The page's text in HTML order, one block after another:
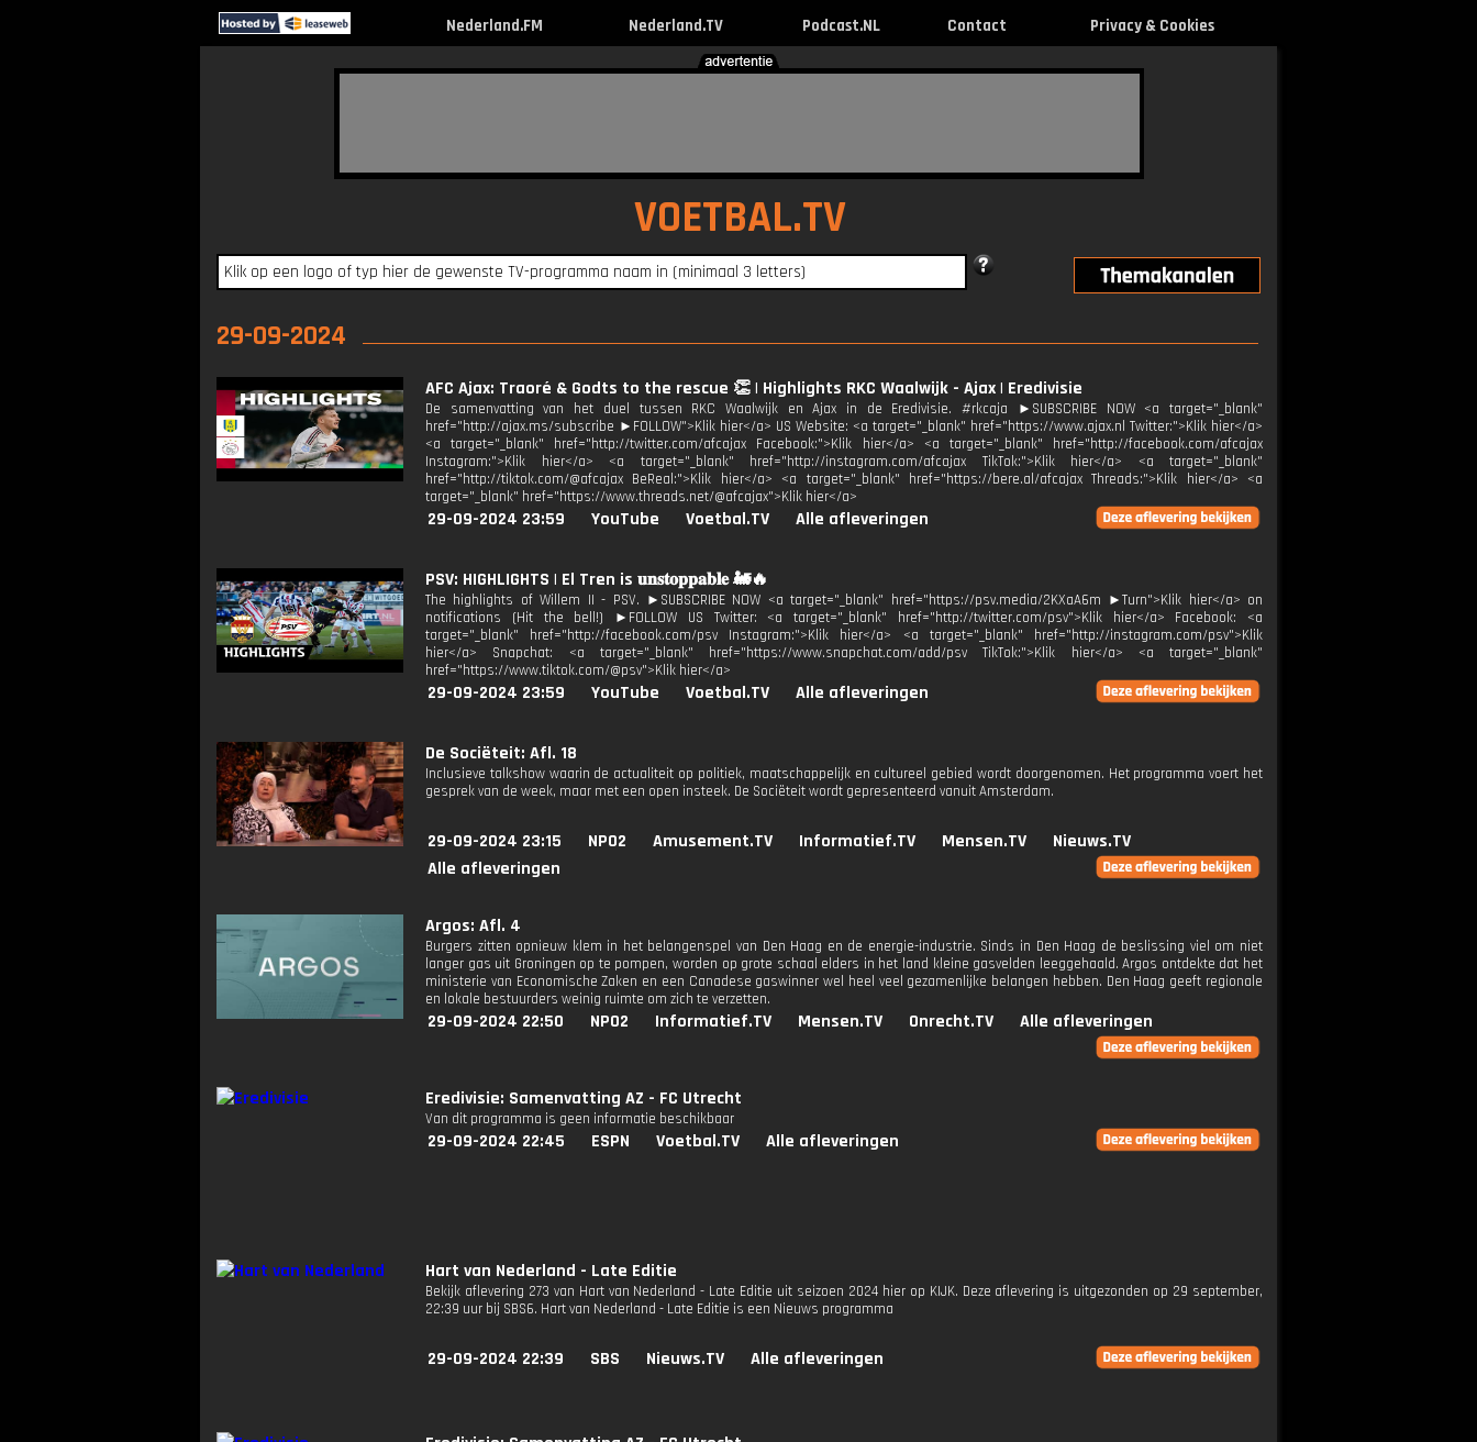
Nederland.FM Nederland.TV Podcast.NL Contact Privacy & Cookies
VOETBAL.TV
29-09-2024
AFC Ajax: Traoré & Godts to the rescue 👏 | Highlights RKC Waalwijk - Ajax | Eredivisie
De samenvatting van het duel tussen RKC Waalwijk en Ajax in de Eredivisie. #rkcaja ►SUBSCRIBE NOW <a target="_blank"
href="http://ajax.ms/subscribe ►FOLLOW">Klik hier</a> US Website: <a target="_blank" href="https://www.ajax.nl Twitter:">Klik hier</a>
<a target="_blank" href="http://twitter.com/afcajax Facebook:">Klik hier</a> <a target="_blank" href="http://facebook.com/afcajax
Instagram:">Klik hier</a> <a target="_blank" href="http://instagram.com/afcajax TikTok:">Klik hier</a> <a target="_blank"
href="http://tiktok.com/@afcajax BeReal:">Klik hier</a> <a target="_blank" href="https://bere.al/afcajax Threads:">Klik hier</a> <a
target="_blank" href="https://www.threads.net/@afcajax">Klik hier</a>
29-09-2024 23:59 YouTube Voetbal.TV Alle afleveringen
PSV: HIGHLIGHTS | El Tren is 𝐮𝐧𝐬𝐭𝐨𝐩𝐩𝐚𝐛𝐥𝐞 🚂🔥
The highlights of Willem II - PSV. ►SUBSCRIBE NOW <a target="_blank" href="https://psv.media/2KXaA6m ►Turn">Klik hier</a> on
notifications (Hit the bell!) ►FOLLOW US Twitter: <a target="_blank" href="http://twitter.com/psv">Klik hier</a> Facebook: <a
target="_blank" href="http://facebook.com/psv Instagram:">Klik hier</a> <a target="_blank" href="http://instagram.com/psv">Klik
hier</a> Snapchat: <a target="_blank" href="https://www.snapchat.com/add/psv TikTok:">Klik hier</a> <a target="_blank"
href="https://www.tiktok.com/@psv">Klik hier</a>
29-09-2024 23:59 YouTube Voetbal.TV Alle afleveringen
De Sociëteit: Afl. 18
Inclusieve talkshow waarin de actualiteit op politiek, maatschappelijk en cultureel gebied wordt doorgenomen. Het programma voert het
gesprek van de week, maar met een open insteek. De Sociëteit wordt gepresenteerd vanuit Amsterdam.
29-09-2024 23:15 NPO2 Amusement.TV Informatief.TV Mensen.TV
Nieuws.TV
Alle afleveringen
Argos: Afl. 4
Burgers zitten opnieuw klem in het belangenspel van Den Haag en de energie-industrie. Sinds in Den Haag de beslissing viel om niet
langer gas uit Groningen op te pompen, worden op grote schaal elders in het land kleine gasvelden leeggehaald. Argos ontdekte dat het
ministerie van Economische Zaken en een Canadese gaswinner wel heel veel gezamenlijke belangen hebben. Den Haag geeft regionale
en lokale bestuurders weinig ruimte om zich te verzetten.
29-09-2024 22:50 NPO2 Informatief.TV Mensen.TV Onrecht.TV Alle afleveringen
Eredivisie: Samenvatting AZ - FC Utrecht
Van dit programma is geen informatie beschikbaar
29-09-2024 22:45 ESPN Voetbal.TV Alle afleveringen
Hart van Nederland - Late Editie
Bekijk aflevering 273 van Hart van Nederland - Late Editie uit seizoen 2024 hier op KIJK. Deze aflevering is uitgezonden op 29 september,
22:39 uur bij SBS6. Hart van Nederland - Late Editie is een Nieuws programma
29-09-2024 22:39 SBS Nieuws.TV Alle afleveringen